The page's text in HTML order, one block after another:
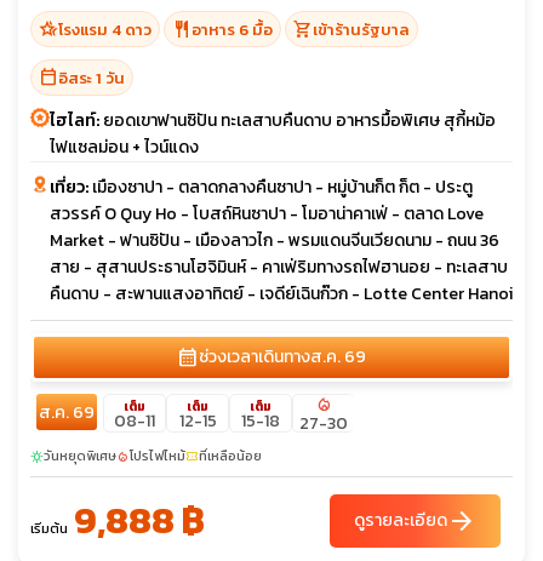
hotel_classโรงแรม 4 ดาว restaurant อาหาร 6 มื้อ shopping_cartเข้าร้านรัฐบาล
calendar_todayอิสระ 1 วัน
ไฮไลท์:ยอดเขาฟานซิปัน ทะเลสาบคืนดาบ อาหารมื้อพิเศษ สุกี้หม้อ
ไฟแซลม่อน + ไวน์แดง
เที่ยว:เมืองซาปา - ตลาดกลางคืนซาปา - หมู่บ้านก็ต ก็ต - ประตู
สวรรค์ O Quy Ho - โบสถ์หินซาปา - โมอาน่าคาเฟ่ - ตลาด Love
Market - ฟานซิปัน - เมืองลาวไก - พรมแดนจีนเวียดนาม - ถนน 36
สาย - สุสานประธานโฮจิมินห์ - คาเฟ่ริมทางรถไฟฮานอย - ทะเลสาบ
คืนดาบ - สะพานแสงอาทิตย์ - เจดีย์เฉินก๊วก - Lotte Center Hanoi
calendar_monthช่วงเวลาเดินทางส.ค. 69
ส.ค. 69 เต็ม
08-11
เต็ม
12-15
เต็ม
15-18
local_fire_department
27-30
sunnyวันหยุดพิเศษlocal_fire_departmentโปรไฟไหม้confirmation_numberที่เหลือน้อย
เริ่มต้น 9,888 ฿ ดูรายละเอียดarrow_forward